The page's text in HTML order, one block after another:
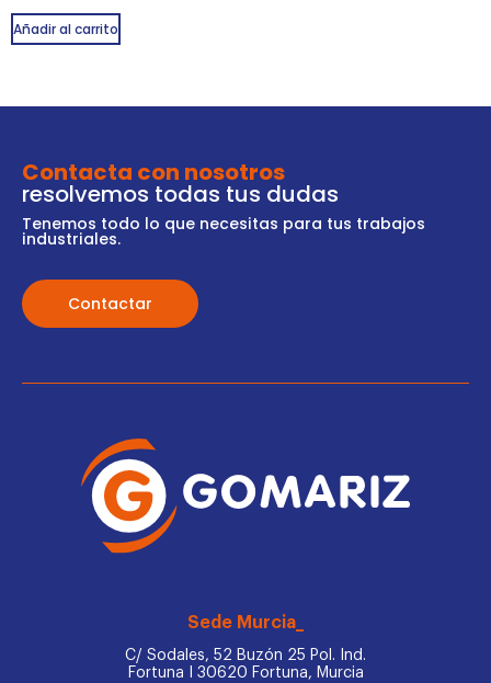
Añadir al carrito
Contacta con nosotros
resolvemos todas tus dudas
Tenemos todo lo que necesitas para tus trabajos
industriales.
Contactar
Sede Murcia_
C/ Sodales, 52 Buzón 25 Pol. Ind.
Fortuna I 30620 Fortuna, Murcia